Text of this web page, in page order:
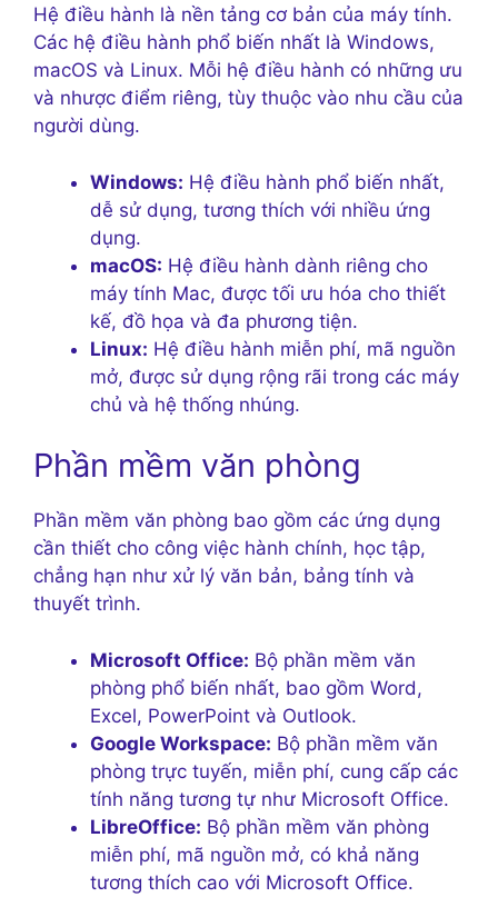
Hệ điều hành là nền tảng cơ bản của máy tính.
Các hệ điều hành phổ biến nhất là Windows,
macOS và Linux. Mỗi hệ điều hành có những ưu
và nhược điểm riêng, tùy thuộc vào nhu cầu của
người dùng.
Windows: Hệ điều hành phổ biến nhất,
dễ sử dụng, tương thích với nhiều ứng
dụng.
macOS: Hệ điều hành dành riêng cho
máy tính Mac, được tối ưu hóa cho thiết
kế, đồ họa và đa phương tiện.
Linux: Hệ điều hành miễn phí, mã nguồn
mở, được sử dụng rộng rãi trong các máy
chủ và hệ thống nhúng.
Phần mềm văn phòng
Phần mềm văn phòng bao gồm các ứng dụng
cần thiết cho công việc hành chính, học tập,
chẳng hạn như xử lý văn bản, bảng tính và
thuyết trình.
Microsoft Office: Bộ phần mềm văn
phòng phổ biến nhất, bao gồm Word,
Excel, PowerPoint và Outlook.
Google Workspace: Bộ phần mềm văn
phòng trực tuyến, miễn phí, cung cấp các
tính năng tương tự như Microsoft Office.
LibreOffice: Bộ phần mềm văn phòng
miễn phí, mã nguồn mở, có khả năng
tương thích cao với Microsoft Office.